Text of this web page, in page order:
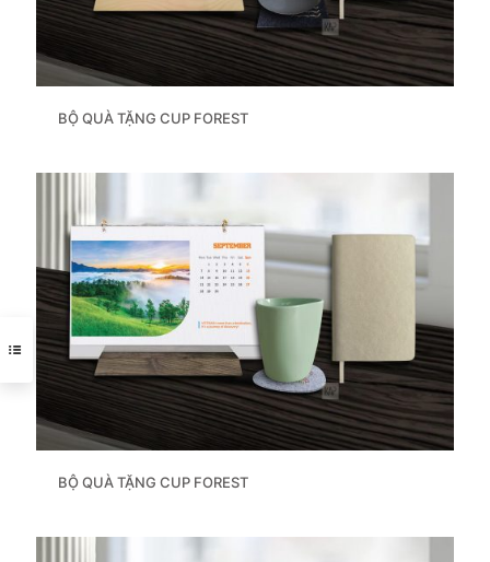
BỘ QUÀ TẶNG CUP FOREST
BỘ QUÀ TẶNG CUP FOREST